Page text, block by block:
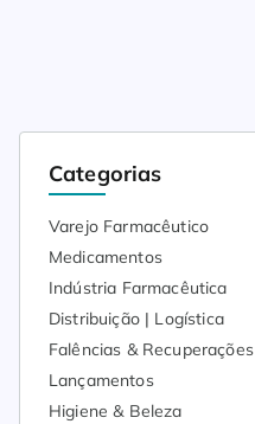
Categorias
Varejo Farmacêutico
Medicamentos
Indústria Farmacêutica
Distribuição | Logística
Falências & Recuperações
Lançamentos
Higiene & Beleza